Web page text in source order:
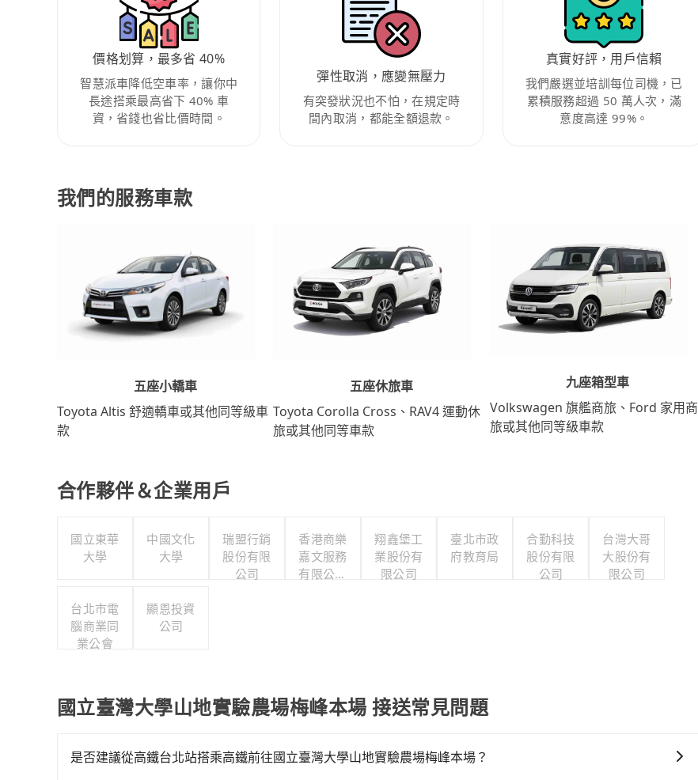
價格划算，最多省 40%
智慧派車降低空車率，讓你中
長途搭乘最高省下 40% 車
資，省錢也省比價時間。
彈性取消，應變無壓力
有突發狀況也不怕，在規定時
間內取消，都能全額退款。
真實好評，用戶信賴
我們嚴選並培訓每位司機，已
累積服務超過 50 萬人次，滿
意度高達 99%。
我們的服務車款
五座小轎車
Toyota Altis 舒適轎車或其他同等級車
款
五座休旅車
Toyota Corolla Cross、RAV4 運動休
旅或其他同等車款
九座箱型車
Volkswagen 旗艦商旅、Ford 家用商
旅或其他同等級車款
合作夥伴＆企業用戶
國立東華
大學
中國文化
大學
瑞盟行銷
股份有限
公司
香港商樂
嘉文服務
有限公司
翔鑫堡工
業股份有
限公司
臺北市政
府教育局
合勤科技
股份有限
公司
台灣大哥
大股份有
限公司
台北市電
腦商業同
業公會
顯恩投資
公司
國立臺灣大學山地實驗農場梅峰本場 接送常見問題
是否建議從高鐵台北站搭乘高鐵前往國立臺灣大學山地實驗農場梅峰本場？